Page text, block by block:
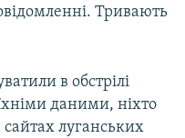
Тривають
в обстрілі
даними, ніхто
луганських